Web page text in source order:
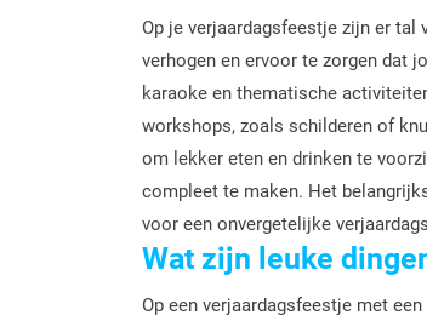
Op je verjaardagsfeestje zijn er
verhogen en ervoor te zorgen dat
karaoke en thematische
workshops, zoals schilderen of
om lekker eten en drinken te
compleet te maken. Het
voor een onvergetelijke
Wat zijn leuke
Op een verjaardagsfeestje met